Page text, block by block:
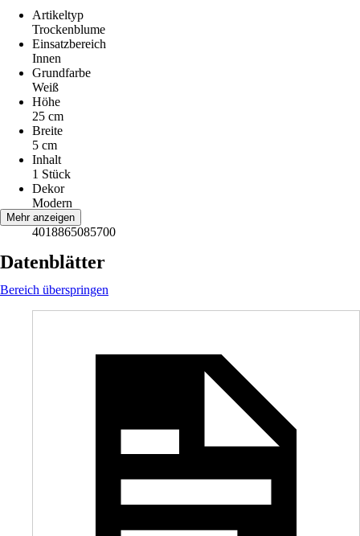
Artikeltyp
Trockenblume
Einsatzbereich
Innen
Grundfarbe
Weiß
Höhe
25 cm
Breite
5 cm
Inhalt
1 Stück
Dekor
Modern
EAN
4018865085700
Mehr anzeigen
Datenblätter
Bereich überspringen